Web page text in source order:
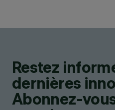
Restez
dernières
Abonnez-